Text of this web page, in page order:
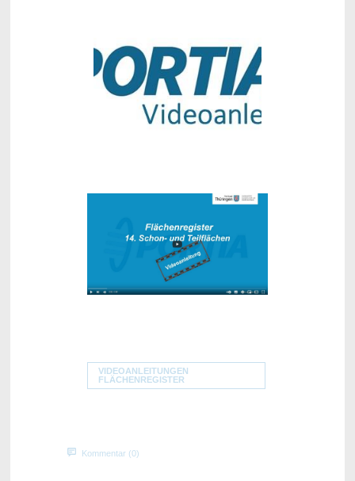
VIDEOANLEITUNGEN
FLÄCHENREGISTER
Kommentar (0)